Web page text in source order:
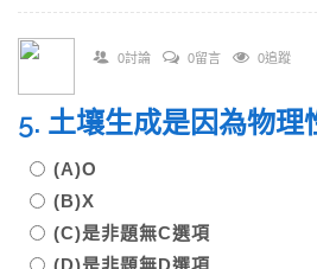
0討論 0留言 0追蹤
5. 土壤生成是因為物
(A)O
(B)X
(C)是非題無C選項
(D)是非題無D選項